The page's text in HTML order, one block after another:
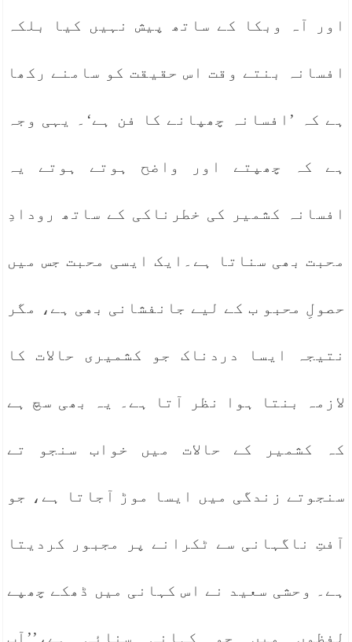
اور آہ وبکا کے ساتھ پیش نہیں کیا بلکہ
افسانہ بنتے وقت اس حقیقت کو سامنے رکھا
ہے کہ ’افسانہ چھپانے کا فن ہے‘۔ یہی وجہ
ہے کہ چھپتے اور واضح ہوتے ہوتے یہ
افسانہ کشمیر کی خطرناکی کے ساتھ رودادِ
محبت بھی سناتا ہے۔ایک ایسی محبت جس میں
حصولِ محبو ب کے لیے جانفشانی بھی ہے، مگر
نتیجہ ایسا دردناک جو کشمیری حالات کا
لازمہ بنتا ہوا نظر آتا ہے۔ یہ بھی سچ ہے
کہ کشمیر کے حالات میں خواب سنجو تے
سنجوتے زندگی میں ایسا موڑ آجاتا ہے، جو
آفتِ ناگہانی سے ٹکرانے پر مجبور کردیتا
ہے۔ وحشی سعید نے اس کہانی میں ڈھکے چھپے
لفظوں میں جو کہانی سنائی ہے،’’آب